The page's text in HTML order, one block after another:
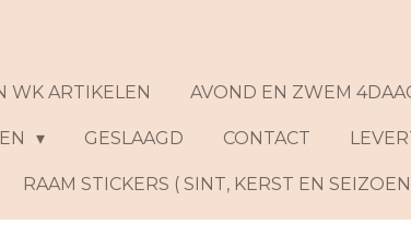
WK ARTIKELEN AVOND EN ZWEM
GESLAAGD CONTACT
RAAM STICKERS ( SINT, KERST EN